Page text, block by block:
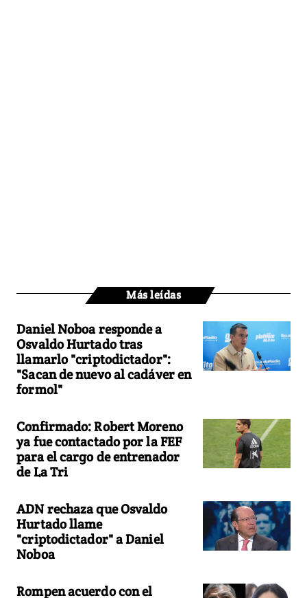
Más leídas
Daniel Noboa responde a
Osvaldo Hurtado tras
llamarlo "criptodictador":
"Sacan de nuevo al cadáver en
formol"
Confirmado: Robert Moreno
ya fue contactado por la FEF
para el cargo de entrenador
de La Tri
ADN rechaza que Osvaldo
Hurtado llame
"criptodictador" a Daniel
Noboa
Rompen acuerdo con el